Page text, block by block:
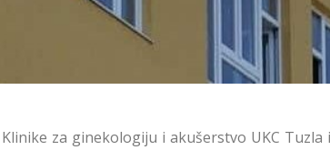
za ginekologiju i akušerstvo UKC